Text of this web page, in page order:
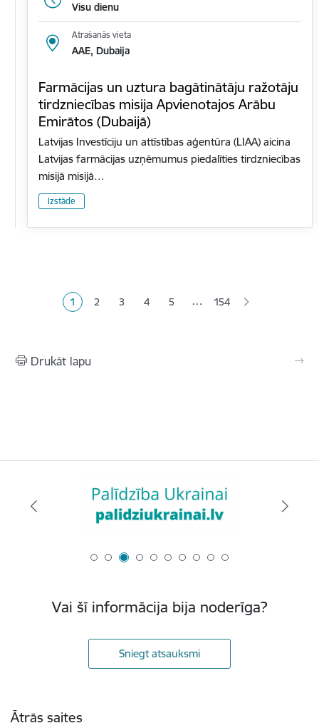
Visu dienu
Atrašanās vieta
AAE, Dubaija
Farmācijas un uztura bagātinātāju ražotāju
tirdzniecības misija Apvienotajos Arābu
Emirātos (Dubaijā)
Latvijas Investīciju un attīstības aģentūra (LIAA) aicina
Latvijas farmācijas uzņēmumus piedalīties tirdzniecības
misijā misijā…
Izstāde
Pašreizējā lapa
1 Lapa
2 Lapa
3 Lapa
4 Lapa
5 … 154
Drukāt lapu
Vai šī informācija bija noderīga?
Sniegt atsauksmi
Ātrās saites